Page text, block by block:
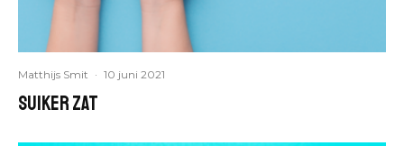
Matthijs Smit · 10 juni 2021
Suiker zat